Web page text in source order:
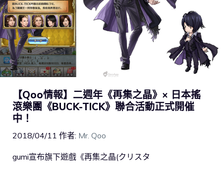
【Qoo情報】二週年《再集之晶》× 日本搖
滾樂團《BUCK-TICK》聯合活動正式開催
中！
2018/04/11 作者: Mr. Qoo
gumi宣布旗下遊戲《再集之晶(クリスタ